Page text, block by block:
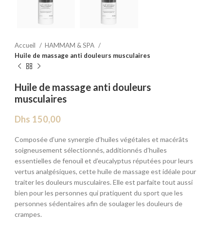
Accueil
HAMMAM & SPA
Huile de massage anti douleurs musculaires
Huile de massage anti douleurs
musculaires
Dhs 150,00
Composée d’une synergie d’huiles végétales et macérâts
soigneusement sélectionnés, additionnés d’huiles
essentielles de fenouil et d’eucalyptus réputées pour leurs
vertus analgésiques, cette huile de massage est idéale pour
traiter les douleurs musculaires. Elle est parfaite tout aussi
bien pour les personnes qui pratiquent du sport que les
personnes sédentaires afin de soulager les douleurs de
crampes.